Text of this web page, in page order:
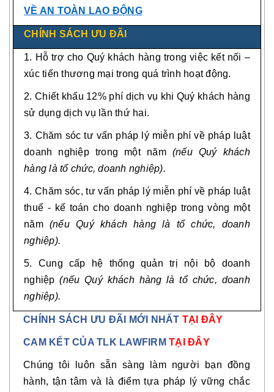
VỀ AN TOÀN LAO ĐỘNG
CHÍNH SÁCH ƯU ĐÃI
1. Hỗ trợ cho Quý khách hàng trong việc kết nối –
xúc tiến thương mại trong quá trình hoạt động.
2. Chiết khấu 12% phí dịch vụ khi Quý khách hàng
sử dụng dịch vụ lần thứ hai.
3. Chăm sóc tư vấn pháp lý miễn phí về pháp luật
doanh nghiệp trong một năm (nếu Quý khách
hàng là tổ chức, doanh nghiệp).
4. Chăm sóc, tư vấn pháp lý miễn phí về pháp luật
thuế - kế toán cho doanh nghiệp trong vòng một
năm (nếu Quý khách hàng là tổ chức, doanh
nghiệp).
5. Cung cấp hệ thống quản trị nội bộ doanh
nghiệp(nếu Quý khách hàng là tổ chức, doanh
nghiệp).
CHÍNH SÁCH ƯU ĐÃI MỚI NHẤT TẠI ĐÂY
CAM KẾT CỦA TLK LAWFIRMTẠI ĐÂY
Chúng tôi luôn sẵn sàng làm người bạn đồng
hành, tận tâm và là điểm tựa pháp lý vững chắc